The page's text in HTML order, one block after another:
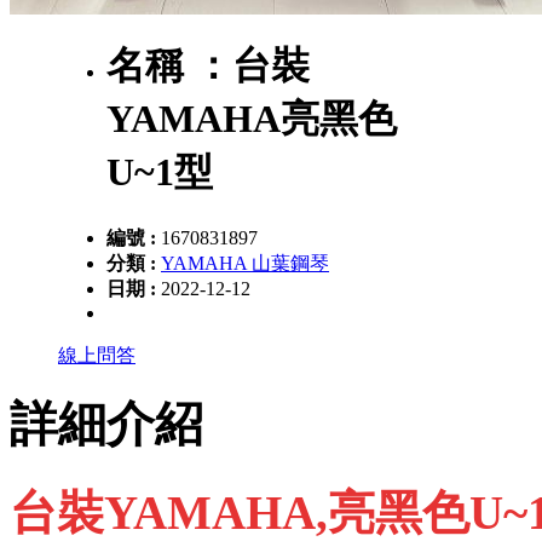
名稱 ： 台裝
YAMAHA亮黑色
U~1型
編號 : 1670831897
分類 : YAMAHA 山葉鋼琴
日期 : 2022-12-12
線上問答
詳細介紹
台裝YAMAHA,亮黑色